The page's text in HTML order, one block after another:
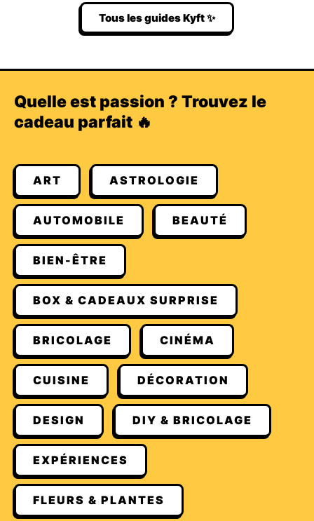
Tous les guides Kyft ✨
Quelle est passion ? Trouvez le
cadeau parfait 🔥
ART ASTROLOGIE
AUTOMOBILE BEAUTÉ
BIEN-ÊTRE
BOX & CADEAUX SURPRISE
BRICOLAGE CINÉMA
CUISINE DÉCORATION
DESIGN DIY & BRICOLAGE
EXPÉRIENCES
FLEURS & PLANTES